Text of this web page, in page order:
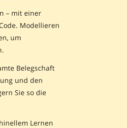
– mit einer
Modellieren
um
Belegschaft
und den
Sie so die
Lernen